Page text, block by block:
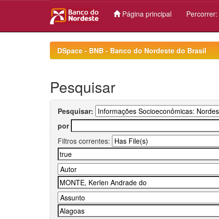
Página principal Percorrer:
DSpace - BNB - Banco do Nordeste do Brasil
Pesquisar
Pesquisar:
por
Filtros correntes: